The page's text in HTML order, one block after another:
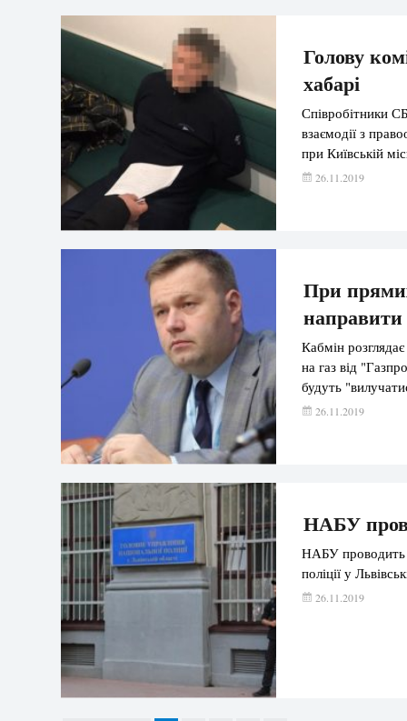
Голову
хабарі
Співробітники
взаємодії з
при Київській
26.11.2019
При
Кабмін
на газ від
будуть
26.11.2019
НАБУ
НАБУ проводить
поліції у
26.11.2019